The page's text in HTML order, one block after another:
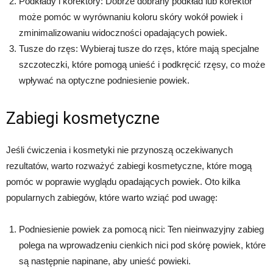
może pomóc w wyrównaniu koloru skóry wokół powiek i
zminimalizowaniu widoczności opadających powiek.
Tusze do rzęs: Wybieraj tusze do rzęs, które mają specjalne
szczoteczki, które pomogą unieść i podkręcić rzęsy, co może
wpływać na optyczne podniesienie powiek.
Zabiegi kosmetyczne
Jeśli ćwiczenia i kosmetyki nie przynoszą oczekiwanych
rezultatów, warto rozważyć zabiegi kosmetyczne, które mogą
pomóc w poprawie wyglądu opadających powiek. Oto kilka
popularnych zabiegów, które warto wziąć pod uwagę:
Podniesienie powiek za pomocą nici: Ten nieinwazyjny zabieg
polega na wprowadzeniu cienkich nici pod skórę powiek, które
są następnie napinane, aby unieść powieki.